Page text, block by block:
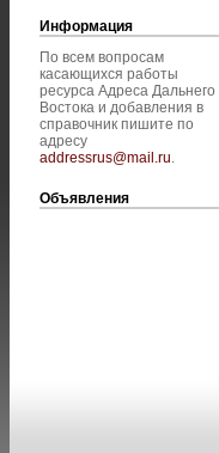
Информация
По всем вопросам
касающихся работы
ресурса Адреса Дальнего
Востока и добавления в
справочник пишите по
адресу
addressrus@mail.ru.
Объявления